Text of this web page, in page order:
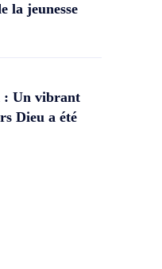
la jeunesse
: Un vibrant
Dieu a été